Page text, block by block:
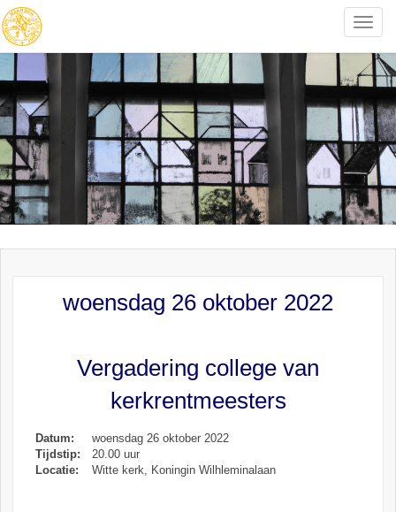
Toggle
woensdag 26 oktober 2022
Vergadering college van
kerkrentmeesters
Datum:
woensdag 26 oktober 2022
Tijdstip:
20.00 uur
Locatie:
Witte kerk, Koningin Wilhleminalaan